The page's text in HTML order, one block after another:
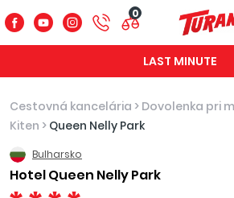
0
LAST MINUTE
Cestovná kancelária > Dovolenka pri
Kiten > Queen Nelly Park
Bulharsko
Hotel Queen Nelly Park